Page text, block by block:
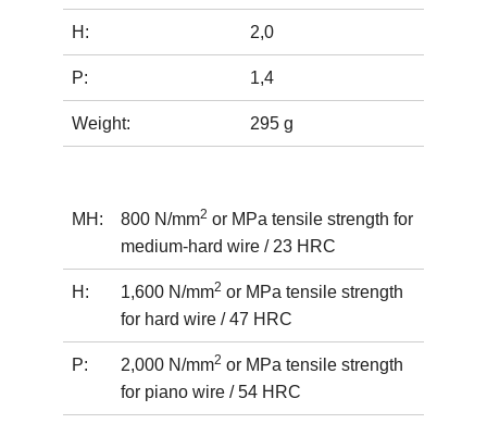
H: 2,0
P: 1,4
Weight: 295 g
MH: 800 N/mm2 or MPa tensile strength for
medium-hard wire / 23 HRC
H: 1,600 N/mm2 or MPa tensile strength
for hard wire / 47 HRC
P: 2,000 N/mm2 or MPa tensile strength
for piano wire / 54 HRC